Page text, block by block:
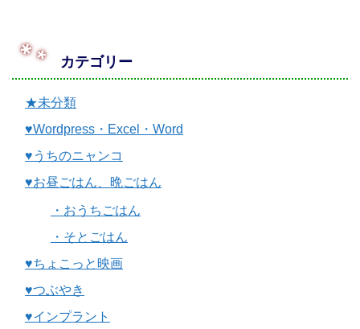
カテゴリー
★未分類
♥Wordpress・Excel・Word
♥うちのニャンコ
♥お昼ごはん、晩ごはん
・おうちごはん
・そとごはん
♥ちょこっと映画
♥つぶやき
♥インプラント